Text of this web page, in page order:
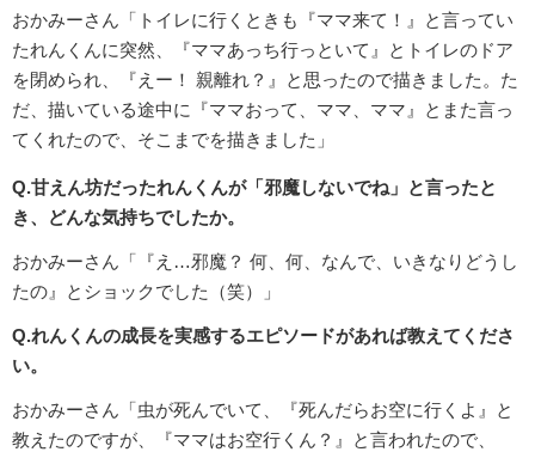
おかみーさん「トイレに行くときも『ママ来て！』と言ってい
たれんくんに突然、『ママあっち行っといて』とトイレのドア
を閉められ、『えー！ 親離れ？』と思ったので描きました。た
だ、描いている途中に『ママおって、ママ、ママ』とまた言っ
てくれたので、そこまでを描きました」
Q.甘えん坊だったれんくんが「邪魔しないでね」と言ったと
き、どんな気持ちでしたか。
おかみーさん「『え…邪魔？ 何、何、なんで、いきなりどうし
たの』とショックでした（笑）」
Q.れんくんの成長を実感するエピソードがあれば教えてくださ
い。
おかみーさん「虫が死んでいて、『死んだらお空に行くよ』と
教えたのですが、『ママはお空行くん？』と言われたので、